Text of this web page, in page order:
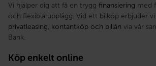
Vi hjälper dig att få en trygg finansiering med
och flexibla upplägg. Vid ett bilköp erbjuder vi
privatleasing, kontantköp och billån via vår
Bank.
Köp enkelt online